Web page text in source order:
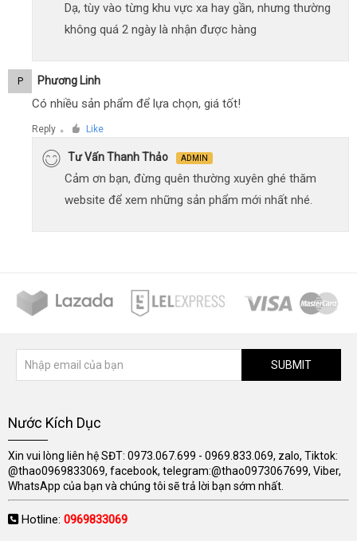
Dạ, tùy vào từng khu vực xa hay gần, nhưng thường
không quá 2 ngày là nhận được hàng
P Phương Linh
Có nhiều sản phẩm để lựa chọn, giá tốt!
Reply ● Like
Tư Vấn Thanh Thảo ADMIN
Cảm ơn bạn, đừng quên thường xuyên ghé thăm
website để xem những sản phẩm mới nhất nhé.
SUBMIT
Nước Kích Dục
Xin vui lòng liên hệ SĐT: 0973.067.699 - 0969.833.069, zalo, Tiktok:
@thao0969833069, facebook, telegram:@thao0973067699, Viber,
WhatsApp của bạn và chúng tôi sẽ trả lời bạn sớm nhất.
Hotline: 0969833069